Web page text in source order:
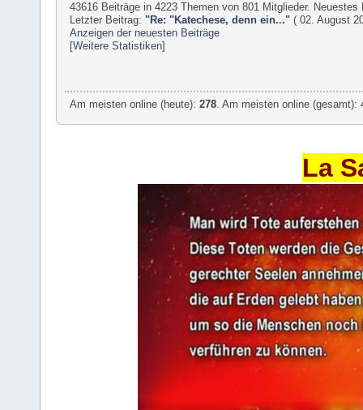
43616 Beiträge in 4223 Themen von 801 Mitglieder.
Letzter Beitrag: "Re: "Katechese, denn ein..." ( 02. August
Anzeigen der neuesten Beiträge
[Weitere Statistiken]
Am meisten online (heute):278 . Am meisten online
La